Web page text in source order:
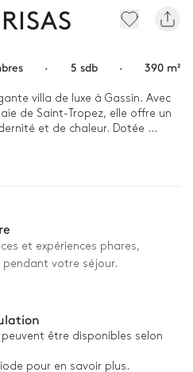
· 5 sdb · 390 m²
villa de luxe à Gassin. Avec
de Saint-Tropez, elle offre un
et de chaleur. Dotée
cette propriété assure un
et expériences phares,
votre séjour.
peuvent être disponibles selon
pour en savoir plus.